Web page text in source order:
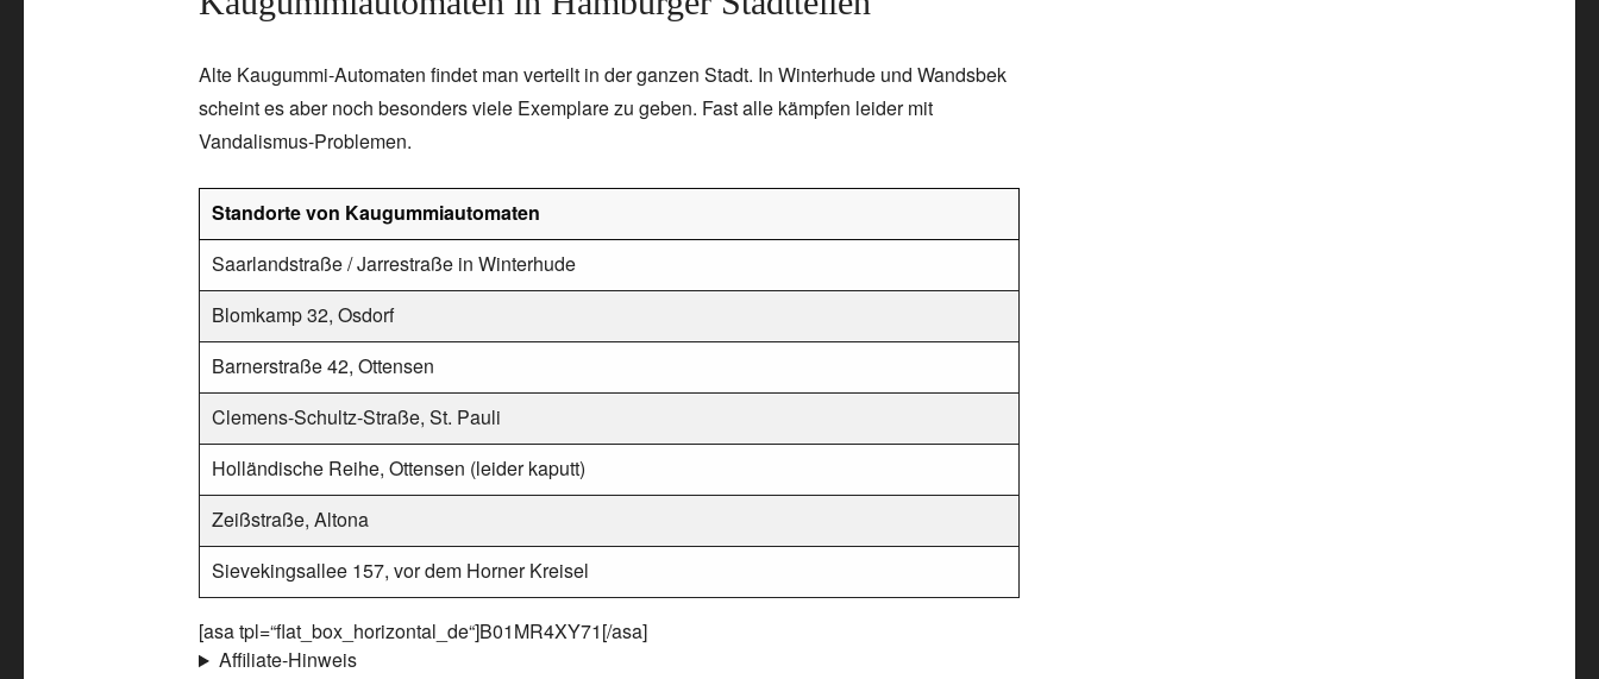
Alte Kaugummi-Automaten findet man verteilt in der ganzen Stadt. In Winterhude und Wandsbek
scheint es aber noch besonders viele Exemplare zu geben. Fast alle kämpfen leider mit
Vandalismus-Problemen.
Standorte von Kaugummiautomaten
Saarlandstraße / Jarrestraße in Winterhude
Blomkamp 32, Osdorf
Barnerstraße 42, Ottensen
Clemens-Schultz-Straße, St. Pauli
Holländische Reihe, Ottensen (leider kaputt)
Zeißstraße, Altona
Sievekingsallee 157, vor dem Horner Kreisel
[asa tpl=“flat_box_horizontal_de“]B01MR4XY71[/asa]
Affiliate-Hinweis